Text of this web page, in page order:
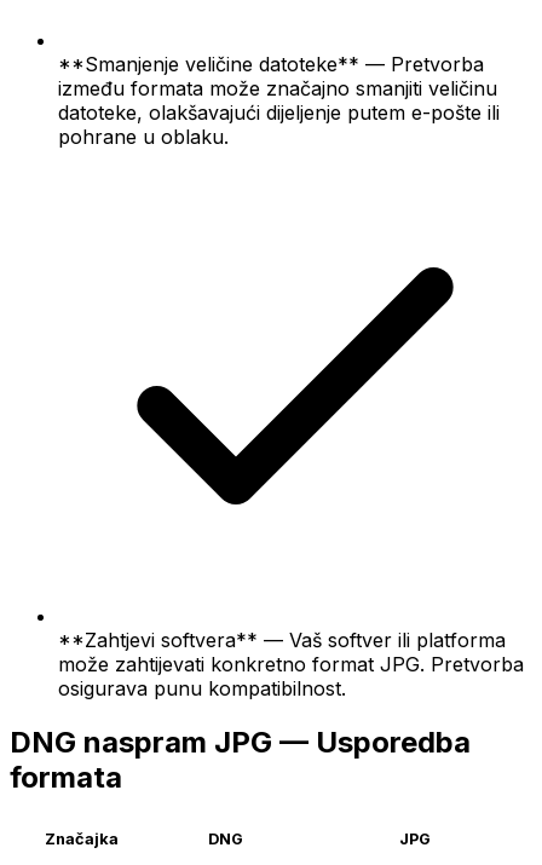
**Smanjenje veličine datoteke** — Pretvorba
između formata može značajno smanjiti veličinu
datoteke, olakšavajući dijeljenje putem e-pošte ili
pohrane u oblaku.
**Zahtjevi softvera** — Vaš softver ili platforma
može zahtijevati konkretno format JPG. Pretvorba
osigurava punu kompatibilnost.
DNG naspram JPG — Usporedba
formata
Značajka DNG JPG